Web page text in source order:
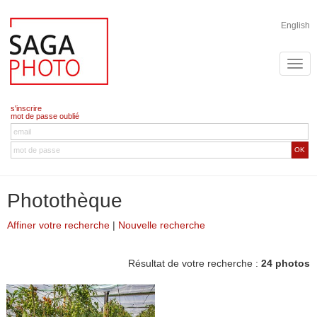
English
s'inscrire
mot de passe oublié
OK
Photothèque
Affiner votre recherche | Nouvelle recherche
Résultat de votre recherche : 24 photos